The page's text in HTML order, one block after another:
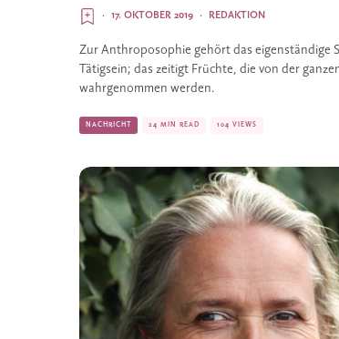
REDAKTION
·
17. OKTOBER 2019
·
Zur Anthroposophie gehört das eigenständige
Tätigsein; das zeitigt Früchte, die von der
wahrgenommen werden.
NACHRICHT 24 MIN READ 104 VIEWS